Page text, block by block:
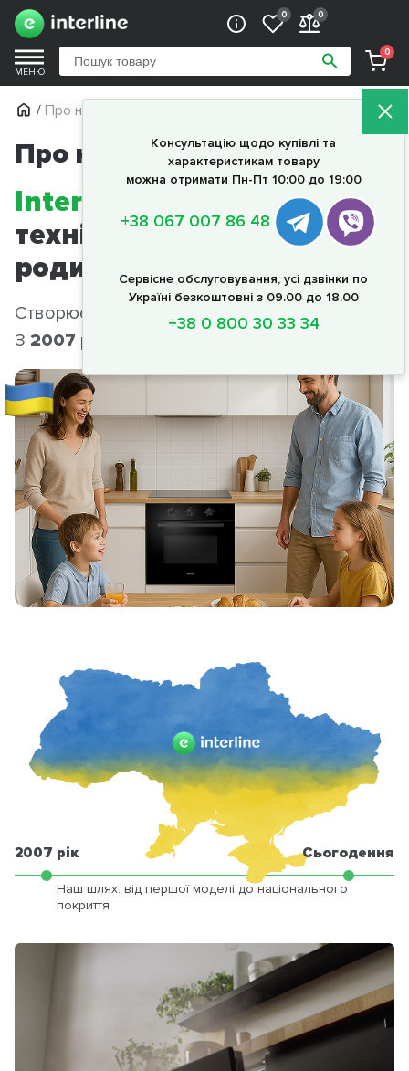
0 0
МЕНЮ
0
/ Про нас
Про нас
Interline
— сучасна
техніка для українських
родин
Створюємо техніку, яка надихає.
З 2007 року в кожному домі України.
2007 рік Сьогодення
Наш шлях: від першої моделі до національного
покриття
Консультацію щодо купівлі та
характеристикам товару
можна отримати Пн-Пт 10:00 до 19:00
+38 067 007 86 48
Сервісне обслуговування, усі дзвінки по
Україні безкоштовні з 09.00 до 18.00
+38 0 800 30 33 34